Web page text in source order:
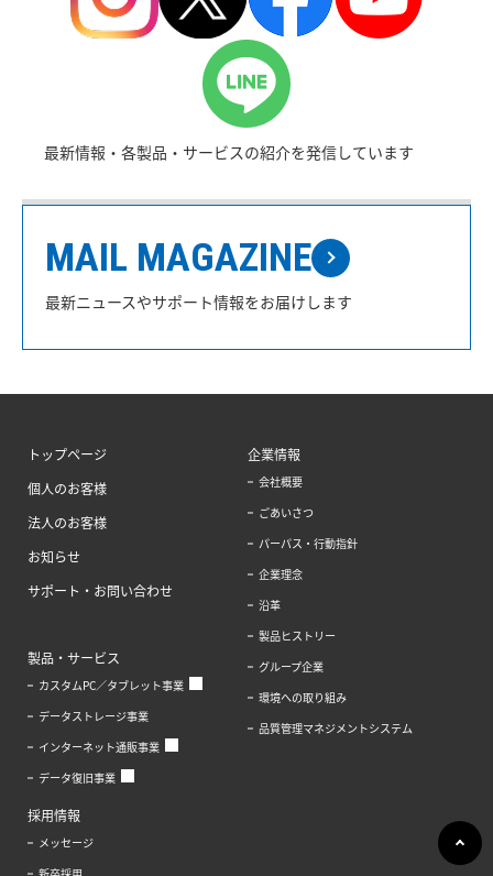
最新情報・各製品・サービスの紹介を発信しています
MAIL MAGAZINE
最新ニュースやサポート情報をお届けします
トップページ
個人のお客様
法人のお客様
お知らせ
サポート・お問い合わせ
製品・サービス
カスタムPC／タブレット事業
データストレージ事業
インターネット通販事業
データ復旧事業
企業情報
会社概要
ごあいさつ
パーパス・行動指針
企業理念
沿革
製品ヒストリー
グループ企業
環境への取り組み
品質管理マネジメントシステム
採用情報
メッセージ